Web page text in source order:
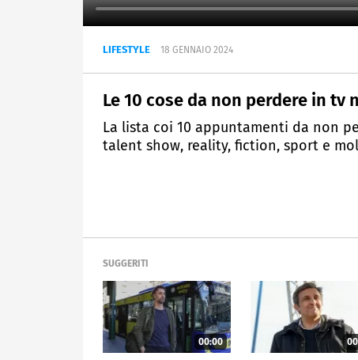
LIFESTYLE 18 GENNAIO 2024
Le 10 cose da non perdere in tv
La lista coi 10 appuntamenti da non
talent show, reality, fiction, sport e
SUGGERITI
00:00